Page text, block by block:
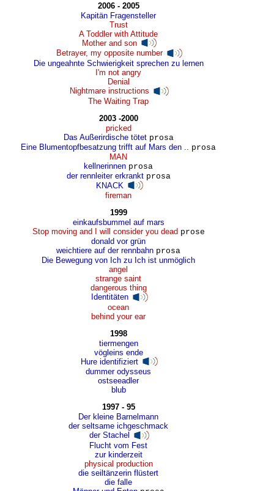
2006 - 2005
Kapitän Fragensteller
Trust
A Toddler with Attitude
Mother and son
Betrayer, my opposite number
Die ungeahnte Schwierigkeit sprechen zu lernen
I'm not angry
Denial
Nightmare instructions
The Waiting Trap
2003 -2000
pricked
Das Außerirdische tötet prosa
Eine Blumentopfbesatzung trifft auf Mars den ..
prosa
MAN
kellnerinnen prosa
der rennleiter erkrankt prosa
KNACK
fireman
1999
einkaufsbummel auf mars
Stop moving and I will consider you dead prose
donald vor grün
weichtiere auf der rennbahn prosa
Die Bewegung von Ich zu Ich ist unmöglich
angel
strange saint
dangerous thing
Identitäten
ocean
behind your ear
1998
tiermengen
vögleins ende
Hure identifiziert
dummer odysseus
ostseeadler
blub
1997 - 95
Der kleine Barnelmann
der seltsame ichgeschmack
der Stachel
Flucht vom Fest
zur kinderzeit
physical production
die seiltänzerin flüstert
die falle